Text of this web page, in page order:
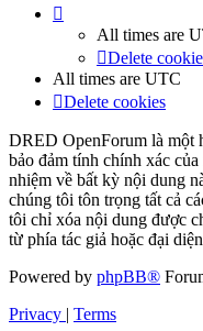
All times are
Delete
All times are UTC
Delete cookies
DRED OpenForum là một
bảo đảm tính chính xác
nhiệm về bất kỳ nội dung
chúng tôi tôn trọng tất cả
tôi chỉ xóa nội dung được
từ phía tác giả hoặc đại
Powered by phpBB®
Privacy | Terms